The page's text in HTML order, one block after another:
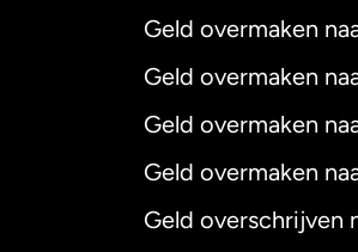
Geld overmaken
Geld overmaken
Geld overmaken
Geld overmaken
Geld overschrijven